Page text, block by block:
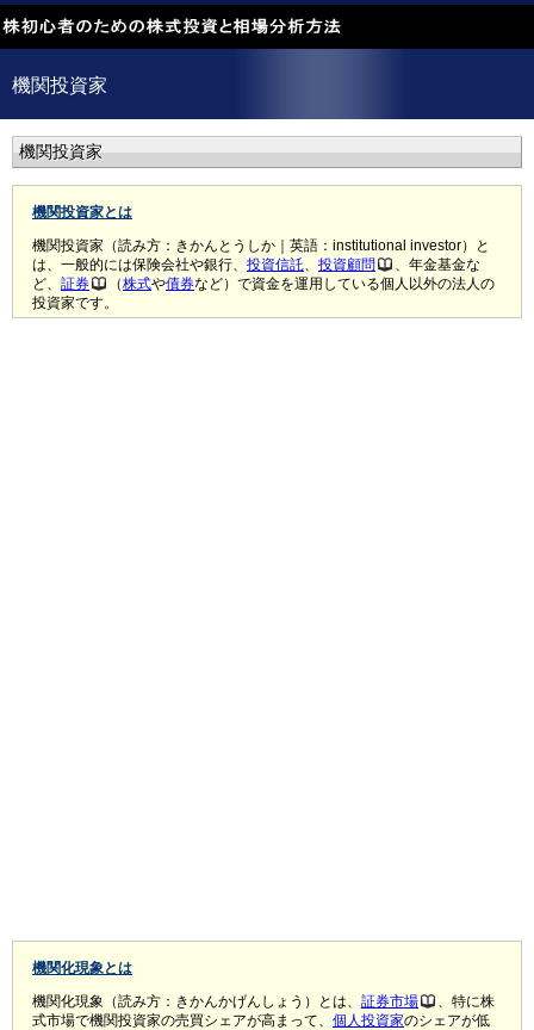
機関投資家
機関投資家
機関投資家とは
機関投資家（読み方：きかんとうしか｜英語：institutional investor）と
は、一般的には保険会社や銀行、 投資信託、 投資顧問
、年金基金な
ど、 証券 （株式や債券など）で資金を運用している個人以外の法人の
投資家です。
機関化現象とは
機関化現象（読み方：きかんかげんしょう）とは、 証券市場
、特に株
式市場で機関投資家の売買シェアが高まって、 個人投資家のシェアが低